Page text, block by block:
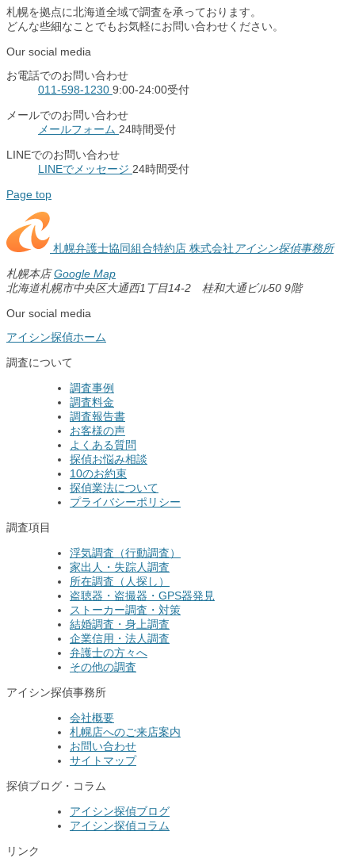
札幌を拠点に北海道全域で調査を承っております。
どんな些細なことでもお気軽にお問い合わせください。
Our social media
お電話でのお問い合わせ
011-598-1230 9:00-24:00受付
メールでのお問い合わせ
メールフォーム 24時間受付
LINEでのお問い合わせ
LINEでメッセージ 24時間受付
Page top
札幌弁護士協同組合特約店 株式会社 アイシン探偵事務所
札幌本店Google Map
北海道札幌市中央区大通西1丁目14-2 桂和大通ビル50 9階
Our social media
アイシン探偵ホーム
調査について
調査事例
調査料金
調査報告書
お客様の声
よくある質問
探偵お悩み相談
10のお約束
探偵業法について
プライバシーポリシー
調査項目
浮気調査（行動調査）
家出人・失踪人調査
所在調査（人探し）
盗聴器・盗撮器・GPS器発見
ストーカー調査・対策
結婚調査・身上調査
企業信用・法人調査
弁護士の方々へ
その他の調査
アイシン探偵事務所
会社概要
札幌店へのご来店案内
お問い合わせ
サイトマップ
探偵ブログ・コラム
アイシン探偵ブログ
アイシン探偵コラム
リンク